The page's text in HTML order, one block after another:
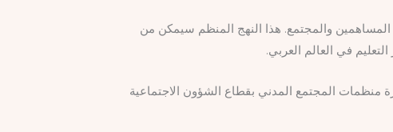
المساهمين والمجتمع. هذا النهج المنظم سيمكن من
في العالم العربي.
منظمات المجتمع المدني بقطاع الشؤون الاجتماعية